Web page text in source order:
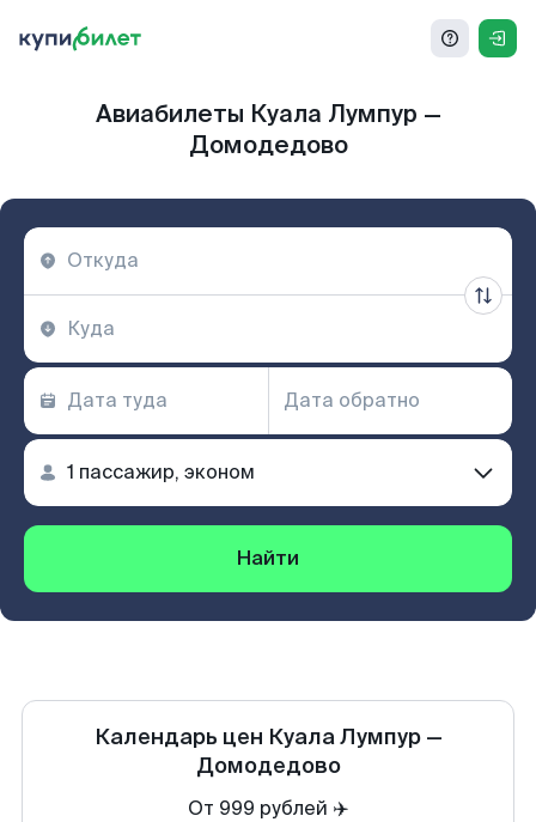
Авиабилеты Куала Лумпур —
Домодедово
Найти
Календарь цен Куала Лумпур—
Домодедово
От 999 рублей ✈️